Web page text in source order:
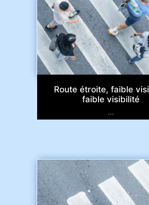
Route étroite, faible
faible visibilité
...